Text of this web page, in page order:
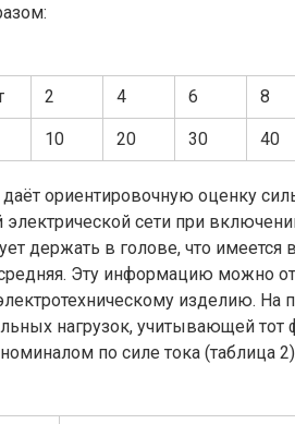
2 4 6 8
10 20 30 40
даёт ориентировочную оценку
электрической сети при
держать в голове, что имеется
Эту информацию можно
изделию. На
нагрузок, учитывающей тот
по силе тока (таблица